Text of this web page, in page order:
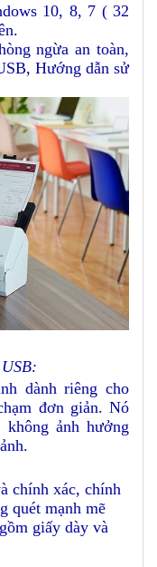
10, 8, 7 ( 32
ngừa an toàn,
Hướng dẫn sử
dành riêng cho
đơn giản. Nó
ảnh hưởng
chính xác, chính
quét mạnh mẽ
giấy dày và